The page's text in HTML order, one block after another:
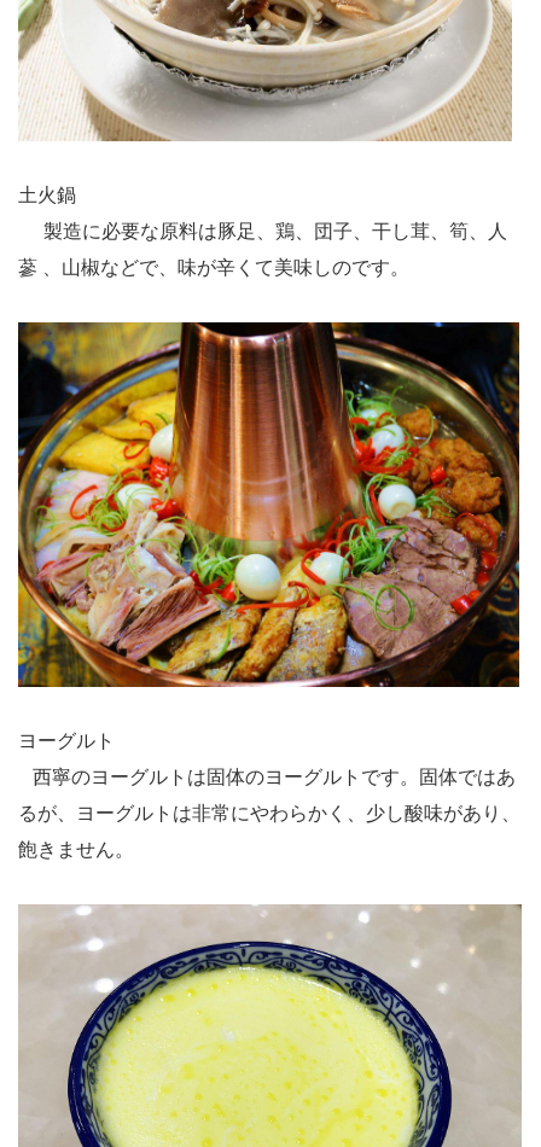
土火鍋
製造に必要な原料は豚足、鶏、団子、干し茸、筍、人
蔘 、山椒などで、味が辛くて美味しのです。
ヨーグルト
西寧のヨーグルトは固体のヨーグルトです。固体ではあ
るが、ヨーグルトは非常にやわらかく、少し酸味があり、
飽きません。